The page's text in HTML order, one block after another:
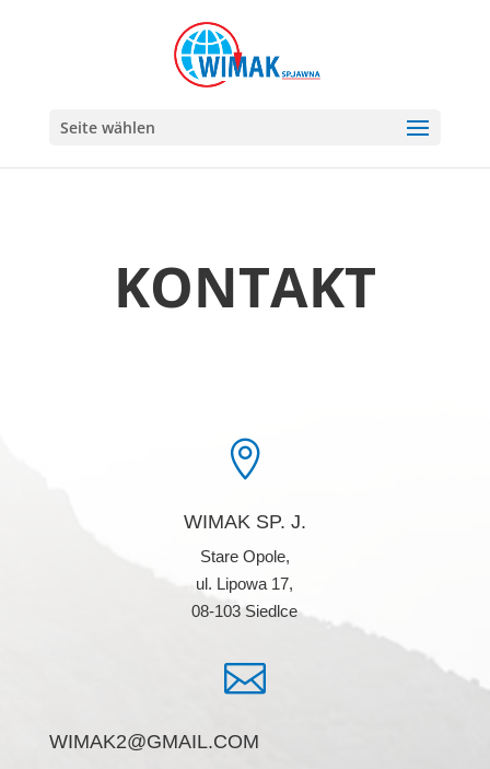
Seite wählen
KONTAKT

WIMAK SP. J.
Stare Opole,
ul. Lipowa 17,
08-103 Siedlce

WIMAK2@GMAIL.COM